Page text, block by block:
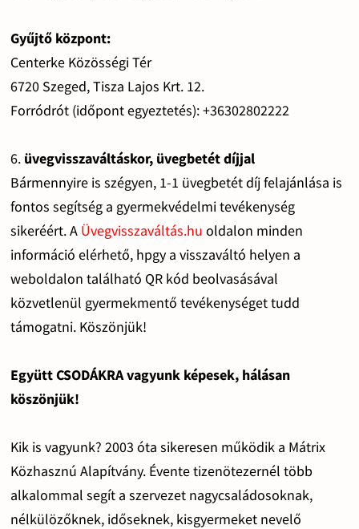
Gyűjtő központ:
Centerke Közösségi Tér
6720 Szeged, Tisza Lajos Krt. 12.
Forródrót (időpont egyeztetés): +36302802222
6. üvegvisszaváltáskor, üvegbetét díjjal
Bármennyire is szégyen, 1-1 üvegbetét díj felajánlása is
fontos segítség a gyermekvédelmi tevékenység
sikeréért. A Üvegvisszaváltás.hu oldalon minden
információ elérhető, hpgy a visszaváltó helyen a
weboldalon található QR kód beolvasásával
közvetlenül gyermekmentő tevékenységet tudd
támogatni. Köszönjük!
Együtt CSODÁKRA vagyunk képesek, hálásan
köszönjük!
Kik is vagyunk? 2003 óta sikeresen működik a Mátrix
Közhasznú Alapítvány. Évente tizenötezernél több
alkalommal segít a szervezet nagycsaládosoknak,
nélkülözőknek, időseknek, kisgyermeket nevelő